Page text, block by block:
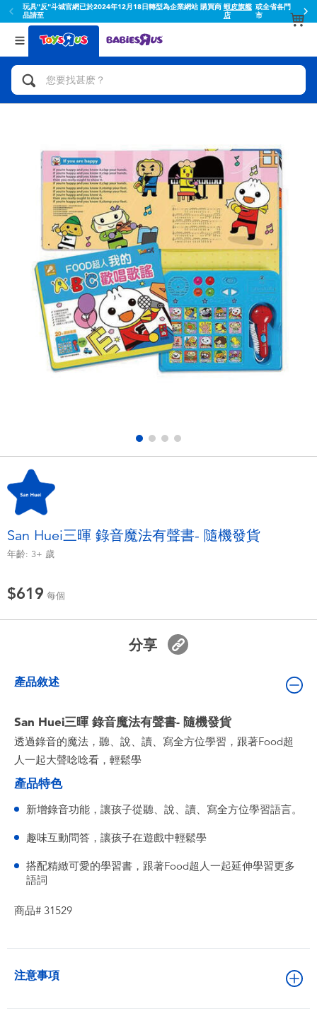
玩具"反"斗城官網已於2024年12月18日轉型為企業網站 購買商
品請至
蝦皮旗艦
店
或全省各門
市
返回
分類目錄
人氣英雄,角色扮演,射擊玩具
拼砌組合及樂高LEGO
玩具車,貨車,火車及遙控系列
手工藝,文具,蠟筆,泥膠,畫板
娃娃, 芭比,收藏公仔
電子玩具
遊戲及拼圖系列
派對用品
夏日
電池
任天堂 Switch
盲盒
角色收藏
生活雜貨
返回
品牌
Toy Story玩具總動員
52TOYS
Fuggler
Miniso名創優品
playpop
LEGO樂高
Barbie芭比
NERF熱火
San Huei三暉 錄音魔法有聲書- 隨機發貨
年齡: 3+ 歲
$619 每個
分享
產品敘述
San Huei三暉 錄音魔法有聲書- 隨機發貨
透過錄音的魔法，聽、說、讀、寫全方位學習，跟著Food超
人一起大聲唸唸看，輕鬆學
產品特色
新增錄音功能，讓孩子從聽、說、讀、寫全方位學習語言。
趣味互動問答，讓孩子在遊戲中輕鬆學
搭配精緻可愛的學習書，跟著Food超人一起延伸學習更多
語詞
商品# 31529
注意事項